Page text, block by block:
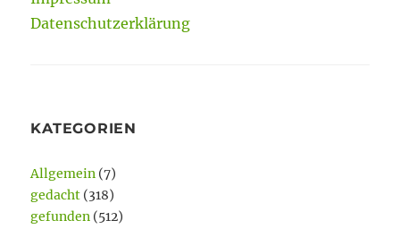
Datenschutzerklärung
KATEGORIEN
Allgemein (7)
gedacht (318)
gefunden (512)